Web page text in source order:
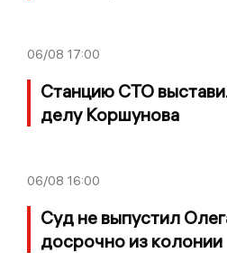
06/08 17:00
Станцию СТО
делу Коршунова
06/08 16:00
Суд не выпустил
досрочно из колонии